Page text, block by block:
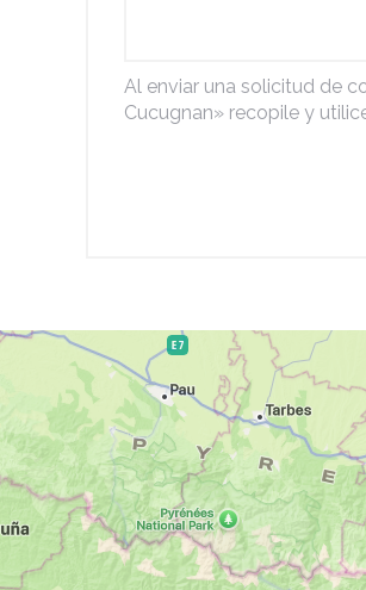
Al enviar una solicitud de
Cucugnan» recopile y